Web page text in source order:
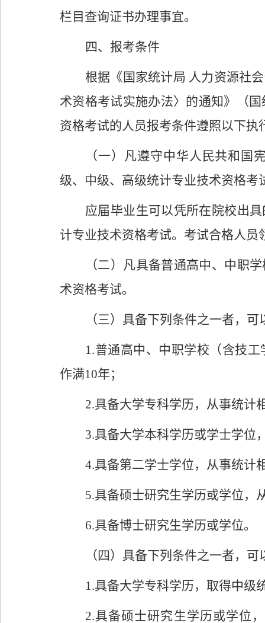
栏目查询证书办理事宜。
四、报考条件
根据《国家统计局 人力资源社
术资格考试实施办法〉的通知》（国
资格考试的人员报考条件遵照以下执
（一）凡遵守中华人民共和国
级、中级、高级统计专业技术资格
应届毕业生可以凭所在院校出
计专业技术资格考试。考试合格人
（二）凡具备普通高中、中职
术资格考试。
（三）具备下列条件之一者，
1.普通高中、中职学校（含技
作满10年；
2.具备大学专科学历，从事统计
3.具备大学本科学历或学士学位
4.具备第二学士学位，从事统计
5.具备硕士研究生学历或学位，
6.具备博士研究生学历或学位。
（四）具备下列条件之一者，
1.具备大学专科学历，取得中级
2.具备硕士研究生学历或学位